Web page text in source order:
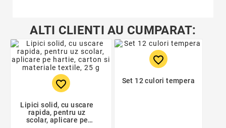
ALTI CLIENTI AU CUMPARAT:
favorite_border
Lipici solid, cu uscare
rapida, pentru uz
scolar, aplicare pe
favorite_border
Set 12 culori tempera